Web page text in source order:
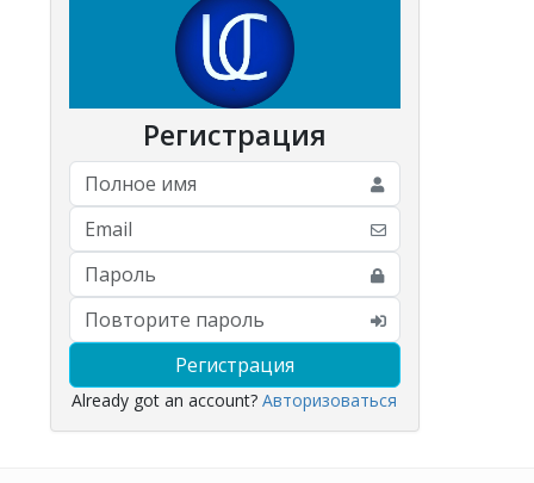
Регистрация
Регистрация
Already got an account?Авторизоваться